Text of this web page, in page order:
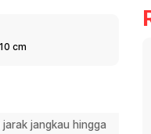
- Minggu (08:00 - 20:00),
Libur Nasional (08:00 -
10 cm
jangkau hingga